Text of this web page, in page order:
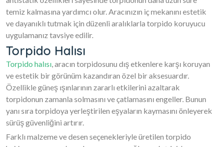
temiz kalmasına yardımcı olur. Aracınızın iç mekanını estetik
ve dayanıklı tutmak için düzenli aralıklarla torpido koruyucu
uygulamanız tavsiye edilir.
Torpido Halısı
Torpido halısı, aracın torpidosunu dış etkenlere karşı koruyan
ve estetik bir görünüm kazandıran özel bir aksesuardır.
Özellikle güneş ışınlarının zararlı etkilerini azaltarak
torpidonun zamanla solmasını ve çatlamasını engeller. Bunun
yanı sıra torpidoya yerleştirilen eşyaların kaymasını önleyerek
sürüş güvenliğini artırır.
Farklı malzeme ve desen seçenekleriyle üretilen torpido